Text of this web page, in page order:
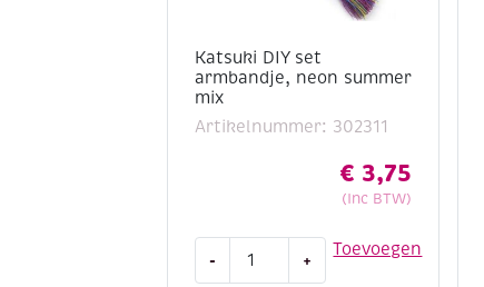
Katsuki DIY set
armbandje, neon summer
mix
Artikelnummer: 302311
€ 3,75
(Inc BTW)
Toevoegen
- +